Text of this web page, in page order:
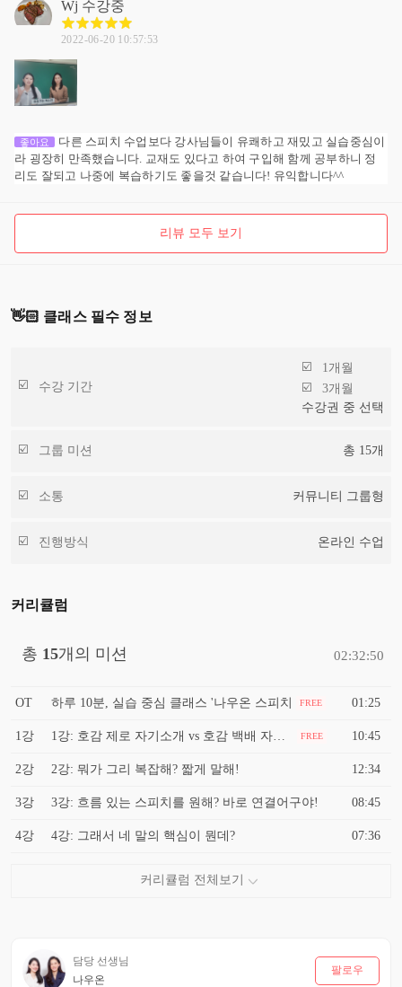
Wj 수강중
2022-06-20 10:57:53
좋아요
다른 스피치 수업보다 강사님들이 유쾌하고 재밌고 실습중심이
라 굉장히 만족했습니다. 교재도 있다고 하여 구입해 함께 공부하니 정
리도 잘되고 나중에 복습하기도 좋을것 같습니다! 유익합니다^^
리뷰 모두 보기
👋🏻 클래스 필수 정보
수강 기간
1개월
3개월
수강권 중 선택
그룹 미션 총 15개
소통 커뮤니티 그룹형
진행방식 온라인 수업
커리큘럼
총 15개의 미션 02:32:50
OT 하루 10분, 실습 중심 클래스 '나우온 스피치 FREE 01:25
1강 FREE 10:45
2강 2강: 뭐가 그리 복잡해? 짧게 말해! 12:34
3강 3강: 흐름 있는 스피치를 원해? 바로 연결어구야! 08:45
4강 4강: 그래서 네 말의 핵심이 뭔데? 07:36
담당 선생님
나우온
팔로우